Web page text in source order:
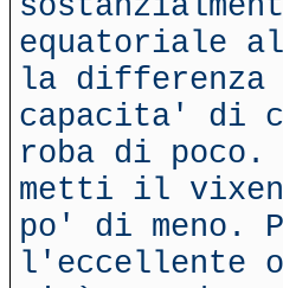
equatoriale
la differenza
capacita' di
roba di
metti il vixen
po' di meno.
l'eccellente